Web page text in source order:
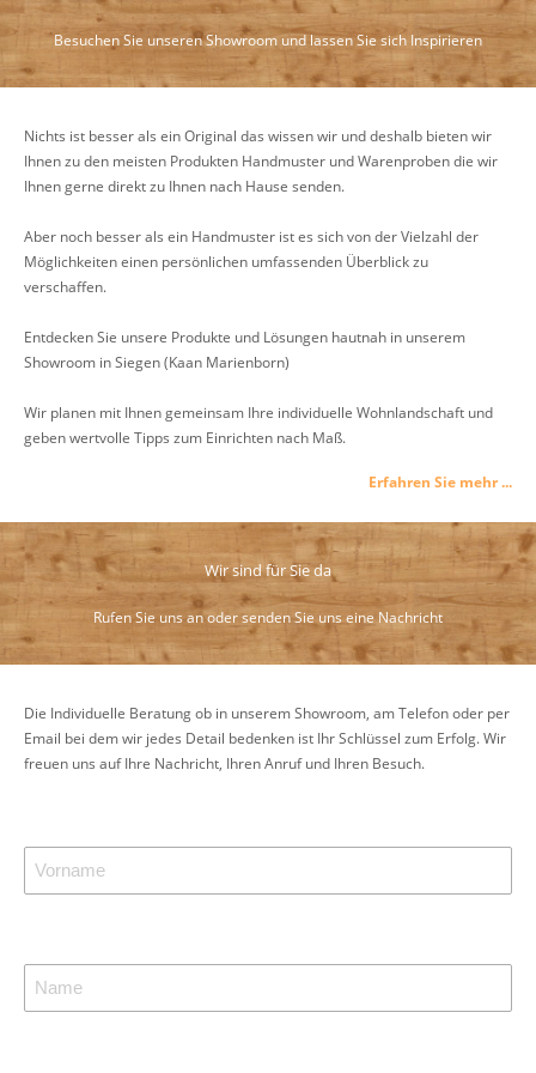
Besuchen Sie unseren Showroom und lassen Sie sich Inspirieren
Nichts ist besser als ein Original das wissen wir und deshalb bieten wir
Ihnen zu den meisten Produkten Handmuster und Warenproben die wir
Ihnen gerne direkt zu Ihnen nach Hause senden.
Aber noch besser als ein Handmuster ist es sich von der Vielzahl der
Möglichkeiten einen persönlichen umfassenden Überblick zu
verschaffen.
Entdecken Sie unsere Produkte und Lösungen hautnah in unserem
Showroom in Siegen (Kaan Marienborn)
Wir planen mit Ihnen gemeinsam Ihre individuelle Wohnlandschaft und
geben wertvolle Tipps zum Einrichten nach Maß.
Erfahren Sie mehr ...
Wir sind für Sie da
Rufen Sie uns an oder senden Sie uns eine Nachricht
Die Individuelle Beratung ob in unserem Showroom, am Telefon oder per
Email bei dem wir jedes Detail bedenken ist Ihr Schlüssel zum Erfolg. Wir
freuen uns auf Ihre Nachricht, Ihren Anruf und Ihren Besuch.